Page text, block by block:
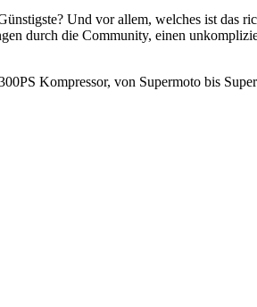
Und vor allem, welches ist
durch die Community, einen
Kompressor, von Supermoto bis